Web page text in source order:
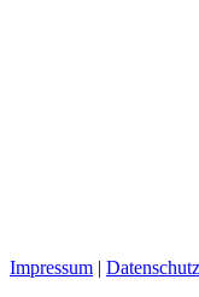
Impressum | Datenschutz